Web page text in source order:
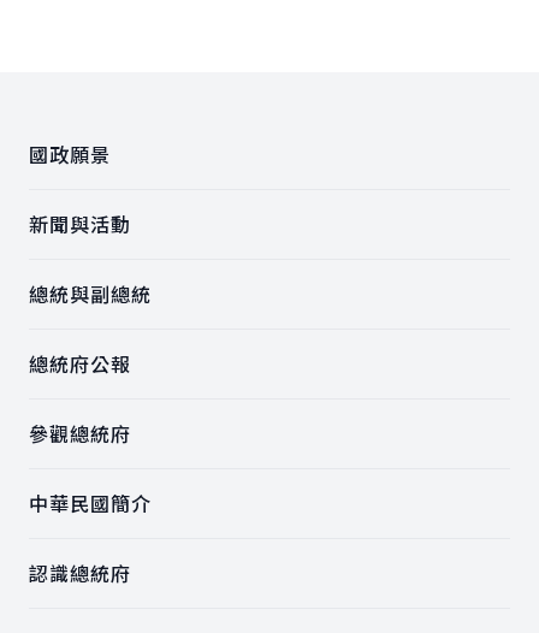
國政願景
新聞與活動
總統與副總統
總統府公報
參觀總統府
中華民國簡介
認識總統府